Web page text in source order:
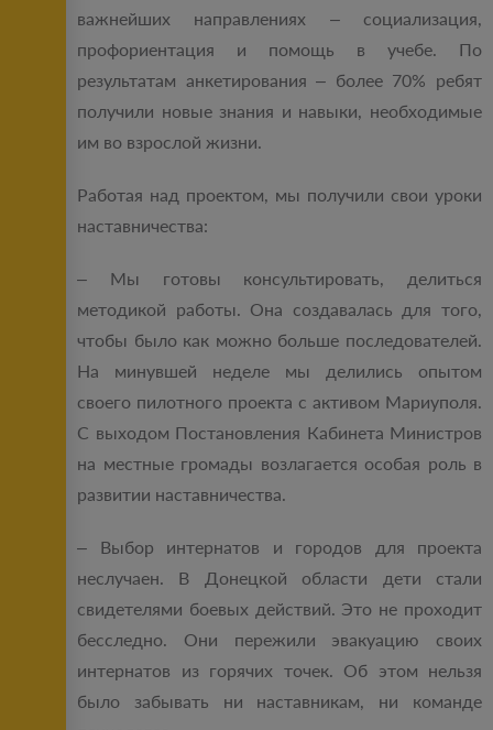
важнейших направлениях – социализация,
профориентация и помощь в учебе. По
результатам анкетирования – более 70% ребят
получили новые знания и навыки, необходимые
им во взрослой жизни.
Работая над проектом, мы получили свои уроки
наставничества:
– Мы готовы консультировать, делиться
методикой работы. Она создавалась для того,
чтобы было как можно больше последователей.
На минувшей неделе мы делились опытом
своего пилотного проекта с активом Мариуполя.
С выходом Постановления Кабинета Министров
на местные громады возлагается особая роль в
развитии наставничества.
– Выбор интернатов и городов для проекта
неслучаен. В Донецкой области дети стали
свидетелями боевых действий. Это не проходит
бесследно. Они пережили эвакуацию своих
интернатов из горячих точек. Об этом нельзя
было забывать ни наставникам, ни команде